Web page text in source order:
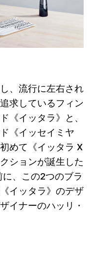
、流行に左右され
求しているフィン
《イッタラ》と、
《イッセイミヤ
めて《イッタラ X
ションが誕生した
、この2つのブラ
イッタラ》のデザ
イナーのハッリ・